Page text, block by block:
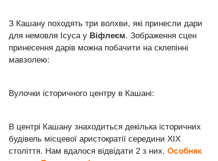
З Кашану походять три волхви, які принесли дари
для немовля Ісуса у Віфлеєм. Зображення сцен
принесення дарів можна побачити на склепінні
мавзолею:
Вулочки історичного центру в Кашані:
В центрі Кашану знаходиться декілька історичних
будівель місцевої аристократії середини ХІХ
століття. Нам вдалося відвідати 2 з них. Особняк